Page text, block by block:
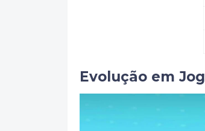
Evolução em